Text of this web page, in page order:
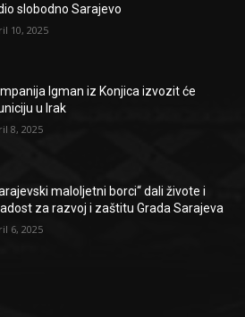
slobodno Sarajevo
10, 2025
Igman iz Konjica izvozit će
u Irak
8, 2025
maloljetni borci“ dali živote i
za razvoj i zaštitu Grada Sarajeva
6, 2025